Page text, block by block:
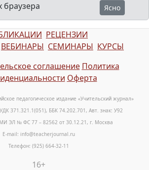
браузера
Ясно
РЕЦЕНЗИИ
ВЕБИНАРЫ СЕМИНАРЫ КУРСЫ
соглашение Политика
Оферта
педагогическое издание «Учительский журнал»
371.321.1(051), ББК 74.202.701, Авт. знак: У92
ЭЛ № ФС 77 – 82562 от 30.12.21, г. Москва
E-mail: info@teacherjournal.ru
Телефон: (925) 664-32-11
16+